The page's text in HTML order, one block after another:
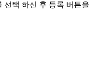
선택 하신 후 등록 버튼을